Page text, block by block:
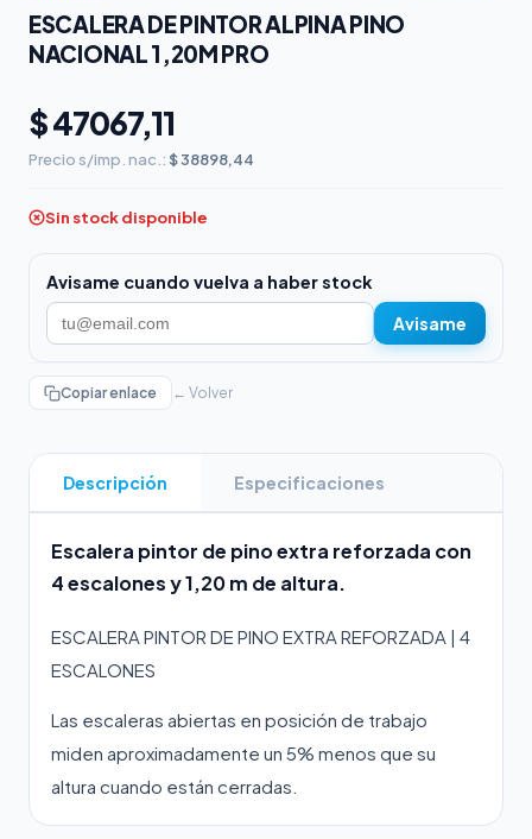
ESCALERA DE PINTOR ALPINA PINO
NACIONAL 1,20M PRO
$ 47067,11
Precio s/imp. nac.: $ 38898,44
Sin stock disponible
Avisame cuando vuelva a haber stock
Avisame
Copiar enlace ← Volver
Descripción Especificaciones
Escalera pintor de pino extra reforzada con
4 escalones y 1,20 m de altura.
ESCALERA PINTOR DE PINO EXTRA REFORZADA | 4
ESCALONES
Las escaleras abiertas en posición de trabajo
miden aproximadamente un 5% menos que su
altura cuando están cerradas.